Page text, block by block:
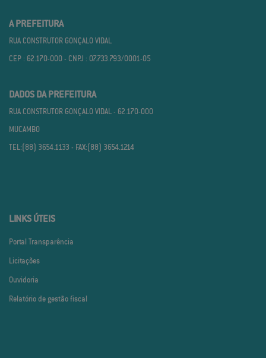
A PREFEITURA
RUA CONSTRUTOR GONÇALO VIDAL
CEP : 62.170­-000 - CNPJ : 07.733.793/0001­-05
DADOS DA PREFEITURA
RUA CONSTRUTOR GONÇALO VIDAL - 62.170­-000
MUCAMBO
TEL:(88) 3654.1133 - FAX:(88) 3654.1214
LINKS ÚTEIS
Portal Transparência
Licitações
Ouvidoria
Relatório de gestão fiscal